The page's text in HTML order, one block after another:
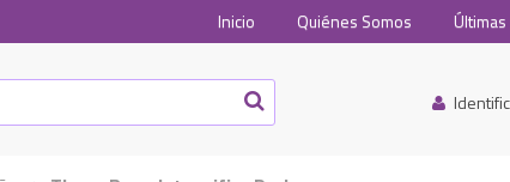
Inicio Quiénes Somos